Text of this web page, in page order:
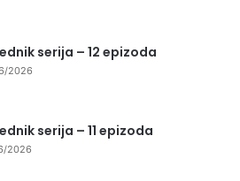
serija – 12 epizoda
2026
serija – 11 epizoda
2026